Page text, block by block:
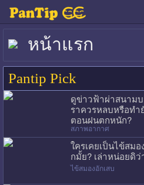
หน้าแรก
Pantip Pick
ดูข่าวฟ้าผ่าสนาม
ราควรหลบหรือทำ
ตอนฝนตกหนัก?
สภาพอากาศ
ใครเคยเป็นไข้สม
กมั้ย? เล่าหน่อยดิ
ไข้สมองอักเสบ